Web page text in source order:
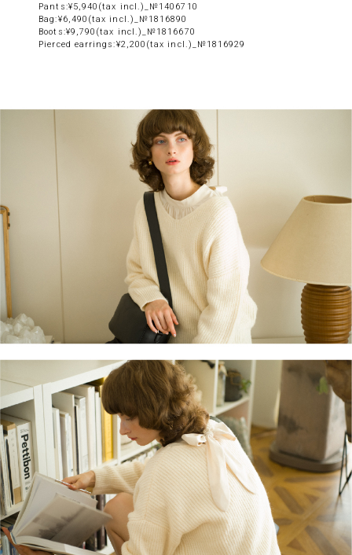
Pants:¥5,940(tax incl.)_№1406710
Bag:¥6,490(tax incl.)_№1816890
Boots:¥9,790(tax incl.)_№1816670
Pierced earrings:¥2,200(tax incl.)_№1816929